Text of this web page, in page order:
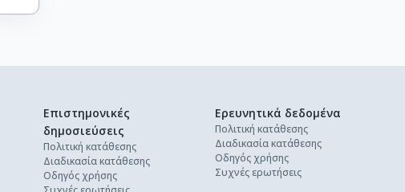
Επιστημονικές
δημοσιεύσεις
Πολιτική κατάθεσης
Διαδικασία κατάθεσης
Οδηγός χρήσης
Ερευνητικά δεδομένα
Πολιτική κατάθεσης
Διαδικασία κατάθεσης
Οδηγός χρήσης
Συχνές ερωτήσεις